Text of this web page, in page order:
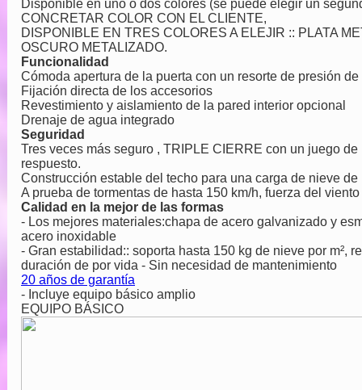
Disponible en uno o dos colores (se puede elegir un
CONCRETAR COLOR CON EL CLIENTE,
DISPONIBLE EN TRES COLORES A ELEJIR :: PLATA
OSCURO METALIZADO.
Funcionalidad
Cómoda apertura de la puerta con un resorte de presión de
Fijación directa de los accesorios
Revestimiento y aislamiento de la pared interior opcional
Drenaje de agua integrado
Seguridad
Tres veces más seguro , TRIPLE CIERRE con un juego
respuesto.
Construcción estable del techo para una carga de nieve de
A prueba de tormentas de hasta 150 km/h, fuerza del
Calidad en la mejor de las formas
- Los mejores materiales:chapa de acero galvanizado y
acero inoxidable
- Gran estabilidad:: soporta hasta 150 kg de nieve por m²,
duración de por vida - Sin necesidad de mantenimiento
20 años de garantía
- Incluye equipo básico amplio
EQUIPO BÁSICO